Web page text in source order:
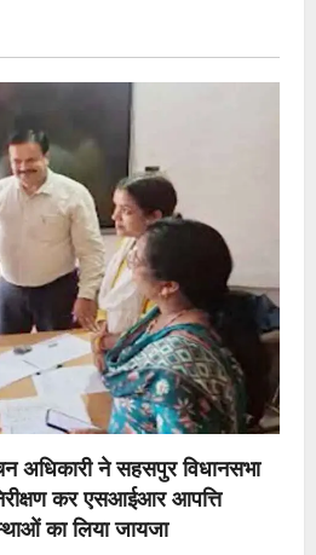
अधिकारी ने सहसपुर विधानसभा
कर एसआईआर आपत्ति
का लिया जायजा